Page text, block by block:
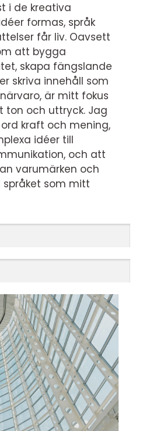
i de kreativa
formas, språk
får liv. Oavsett
att bygga
skapa fängslande
skriva innehåll som
är mitt fokus
och uttryck. Jag
kraft och mening,
idéer till
och att
varumärken och
språket som mitt